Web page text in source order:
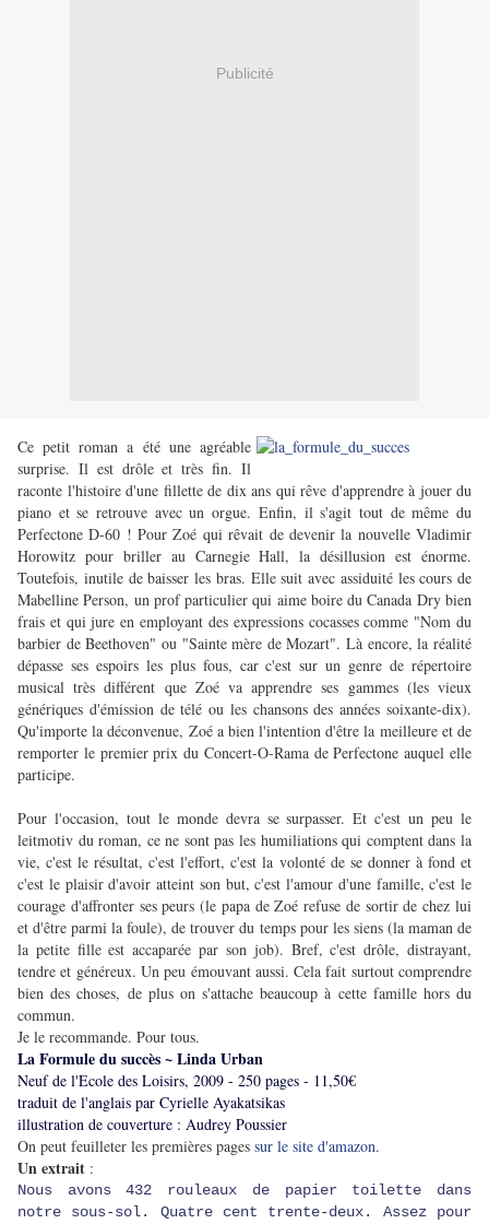
Publicité
Ce petit roman a été une agréable
surprise. Il est drôle et très fin. Il
raconte l'histoire d'une fillette de dix ans qui rêve d'apprendre à jouer du
piano et se retrouve avec un orgue. Enfin, il s'agit tout de même du
Perfectone D-60 ! Pour Zoé qui rêvait de devenir la nouvelle Vladimir
Horowitz pour briller au Carnegie Hall, la désillusion est énorme.
Toutefois, inutile de baisser les bras. Elle suit avec assiduité les cours de
Mabelline Person, un prof particulier qui aime boire du Canada Dry bien
frais et qui jure en employant des expressions cocasses comme "Nom du
barbier de Beethoven" ou "Sainte mère de Mozart". Là encore, la réalité
dépasse ses espoirs les plus fous, car c'est sur un genre de répertoire
musical très différent que Zoé va apprendre ses gammes (les vieux
génériques d'émission de télé ou les chansons des années soixante-dix).
Qu'importe la déconvenue, Zoé a bien l'intention d'être la meilleure et de
remporter le premier prix du Concert-O-Rama de Perfectone auquel elle
participe.
Pour l'occasion, tout le monde devra se surpasser. Et c'est un peu le
leitmotiv du roman, ce ne sont pas les humiliations qui comptent dans la
vie, c'est le résultat, c'est l'effort, c'est la volonté de se donner à fond et
c'est le plaisir d'avoir atteint son but, c'est l'amour d'une famille, c'est le
courage d'affronter ses peurs (le papa de Zoé refuse de sortir de chez lui
et d'être parmi la foule), de trouver du temps pour les siens (la maman de
la petite fille est accaparée par son job). Bref, c'est drôle, distrayant,
tendre et généreux. Un peu émouvant aussi. Cela fait surtout comprendre
bien des choses, de plus on s'attache beaucoup à cette famille hors du
commun.
Je le recommande. Pour tous.
La Formule du succès ~ Linda Urban
Neuf de l'Ecole des Loisirs, 2009 - 250 pages - 11,50€
traduit de l'anglais par Cyrielle Ayakatsikas
illustration de couverture : Audrey Poussier
On peut feuilleter les premières pages sur le site d'amazon.
Un extrait :
Nous avons 432 rouleaux de papier toilette dans
notre sous-sol. Quatre cent trente-deux. Assez pour